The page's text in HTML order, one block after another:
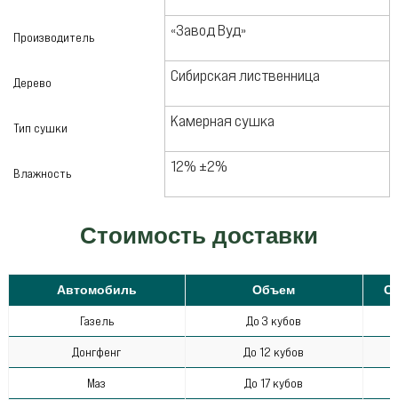
Производитель «Завод Вуд»
Дерево Сибирская лиственница
Тип сушки Камерная сушка
Влажность 12% ±2%
Стоимость доставки
Автомобиль Объем
Газель До 3 кубов
Донгфенг До 12 кубов
Маз До 17 кубов